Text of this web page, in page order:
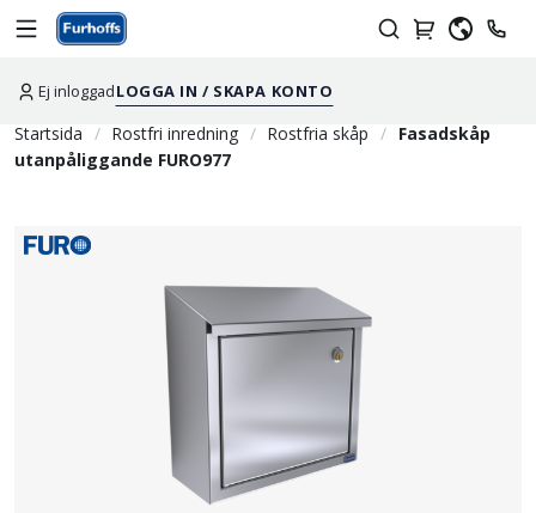
Ej inloggadLOGGA IN / SKAPA KONTO
Startsida Rostfri inredning Rostfria skåp
Fasadskåp
utanpåliggande FURO977